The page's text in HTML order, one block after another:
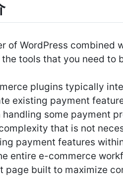
of WordPress
the tools that you need
plugins typically
existing payment
some payment
that is not
payment features
entire e-commerce
page built to maximize